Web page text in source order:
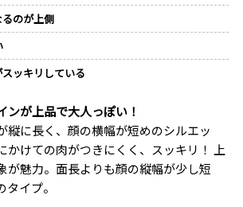
のが上側
ッキリしている
ンが上品で大人っぽい！
縦に長く、顔の横幅が短めのシルエッ
かけての肉がつきにくく、スッキリ！ 上
が魅力。面長よりも顔の縦幅が少し短
イプ。